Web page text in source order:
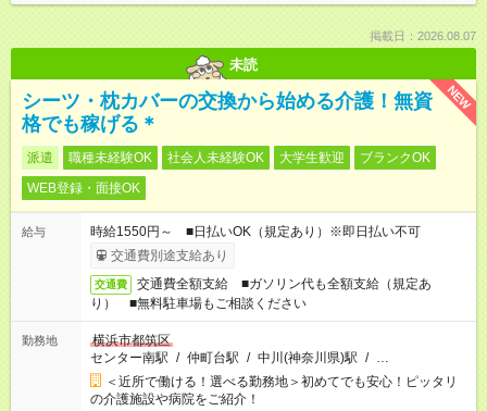
掲載日：2026.08.07
未読
NEW
シーツ・枕カバーの交換から始める介護！無資
格でも稼げる＊
派遣 職種未経験OK 社会人未経験OK 大学生歓迎
ブランクOK
WEB登録・面接OK
給与
時給1550円～ ■日払いOK（規定あり）※即日払い不可
交通費別途支給あり
交通費
交通費全額支給 ■ガソリン代も全額支給（規定あ
り） ■無料駐車場もご相談ください
勤務地
横浜市都筑区
センター南駅 / 仲町台駅 / 中川(神奈川県)駅 / …
＜近所で働ける！選べる勤務地＞初めてでも安心！ピッタリ
の介護施設や病院をご紹介！